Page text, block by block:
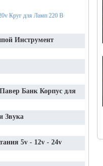
Круг для Ламп 220 В
Инструмент
Банк Корпус для
Звука
5v - 12v - 24v